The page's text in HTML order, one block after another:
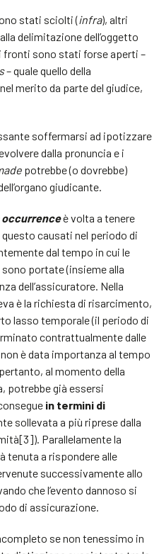
stati sciolti (infra), altri
delimitazione dell’oggetto
sono stati forse aperti –
– quale quello della
merito da parte del giudice,
soffermarsi ad ipotizzare
dalla pronuncia e i
potrebbe (o dovrebbe)
giudicante.
occurrenceè volta a tenere
questo causati nel periodo di
dal tempo in cui le
portate (insieme alla
dell’assicuratore. Nella
è la richiesta di risarcimento,
lasso temporale (il periodo di
contrattualmente dalle
non è data importanza al tempo
al momento della
potrebbe già essersi
in termini di
sollevata a più riprese dalla
Parallelamente la
tenuta a rispondere alle
successivamente allo
che l’evento dannoso si
di assicurazione.
se non tenessimo in